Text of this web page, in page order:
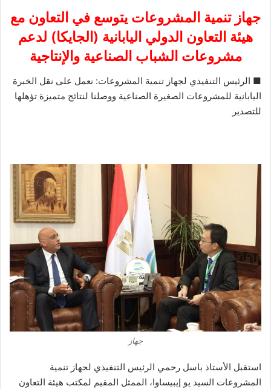
جهاز تنمية المشروعات يتوسع في التعاون مع
هيئة التعاون الدولي اليابانية (الجايكا) لدعم
مشروعات الشباب الصناعية والإنتاجية
■ الرئيس التنفيذي لجهاز تنمية المشروعات: نعمل على نقل الخبرة
اليابانية للمشروعات الصغيرة الصناعية ووصلنا لنتائج متميزة تؤهلها
للتصدير
جهاز
استقبل الأستاذ باسل رحمي الرئيس التنفيذي لجهاز تنمية
المشروعات السيد يو إيبيساوا، الممثل المقيم لمكتب هيئة التعاون